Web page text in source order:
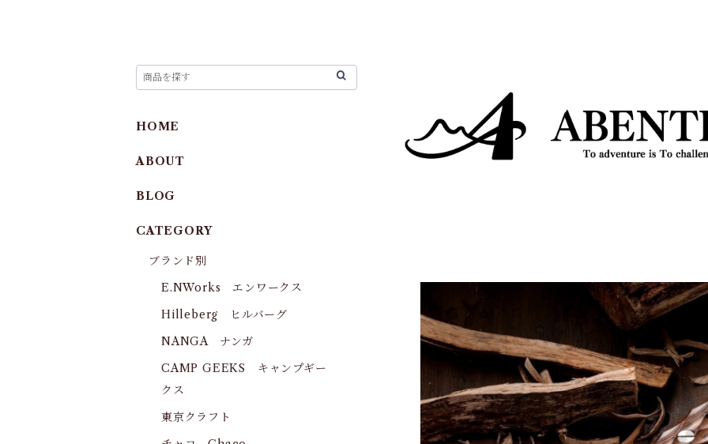
HOME
ABOUT
BLOG
CATEGORY
ブランド別
E.NWorks エンワークス
Hilleberg ヒルバーグ
NANGA ナンガ
CAMP GEEKS キャンプギー
クス
東京クラフト